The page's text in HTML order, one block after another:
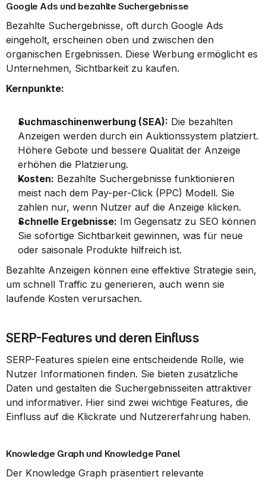
Google Ads und bezahlte Suchergebnisse
Bezahlte Suchergebnisse, oft durch Google Ads
eingeholt, erscheinen oben und zwischen den
organischen Ergebnissen. Diese Werbung ermöglicht es
Unternehmen, Sichtbarkeit zu kaufen.
Kernpunkte:
Suchmaschinenwerbung (SEA): Die bezahlten
Anzeigen werden durch ein Auktionssystem platziert.
Höhere Gebote und bessere Qualität der Anzeige
erhöhen die Platzierung.
Kosten: Bezahlte Suchergebnisse funktionieren
meist nach dem Pay-per-Click (PPC) Modell. Sie
zahlen nur, wenn Nutzer auf die Anzeige klicken.
Schnelle Ergebnisse: Im Gegensatz zu SEO können
Sie sofortige Sichtbarkeit gewinnen, was für neue
oder saisonale Produkte hilfreich ist.
Bezahlte Anzeigen können eine effektive Strategie sein,
um schnell Traffic zu generieren, auch wenn sie
laufende Kosten verursachen.
SERP-Features und deren Einfluss
SERP-Features spielen eine entscheidende Rolle, wie
Nutzer Informationen finden. Sie bieten zusätzliche
Daten und gestalten die Suchergebnisseiten attraktiver
und informativer. Hier sind zwei wichtige Features, die
Einfluss auf die Klickrate und Nutzererfahrung haben.
Knowledge Graph und Knowledge Panel
Der Knowledge Graph präsentiert relevante